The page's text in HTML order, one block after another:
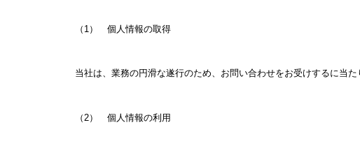
（1） 個人情報の取得
当社は、業務の円滑な遂行のため、お問い合わせをお受けするに当
（2） 個人情報の利用